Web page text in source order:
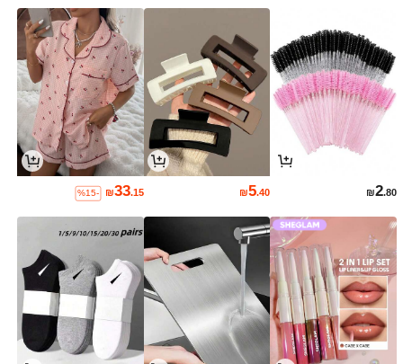
₪2.80
₪5.40
₪33.15
%15-